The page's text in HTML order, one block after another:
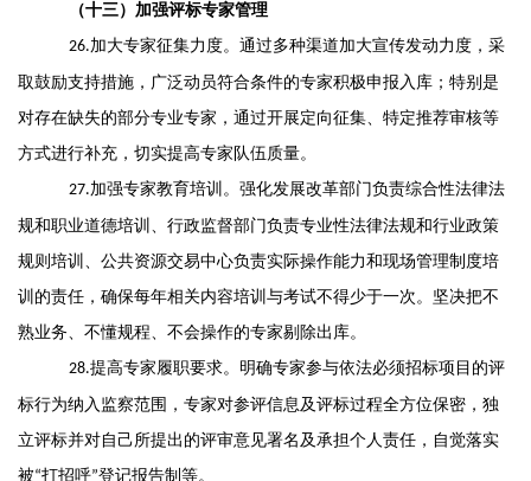
（十三）加强评标专家管理
26.加大专家征集力度。 通过多种渠道加大宣传发动力度， 采
取鼓励支持措施 ， 广泛动员符合条件的专家积极申报 入库 ； 特别是
对存在缺失的部分专业专家 ， 通过开展定向征集、特定推荐审核等
方式进行补充，切实提高专家队伍质量。
27.加强专家教育培训 。 强化发展改革部门负责综合性法律法
规和职业道德培训、 行政监督部门负责专业性法律法规和行业政策
规则 培训、 公共资源交易中心负责实际操作能力和现场管理制度培
训的责任 ， 确保每年相关内容培训与考试不得少于一次。 坚决把不
熟业务、不懂规程、不会操作的专家剔除出库。
28.提高专家履职要求。 明确专家参与依法必须招标项目的评
标行为纳入监察范围 ， 专家对参评信息及评标过程全方位保密 ， 独
立评标并对自己所提出的评审意见署名及承担个人责任 ， 自觉落实
被“打招呼”登记报告制等。